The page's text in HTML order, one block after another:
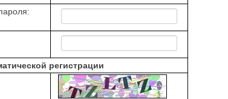
регистрации